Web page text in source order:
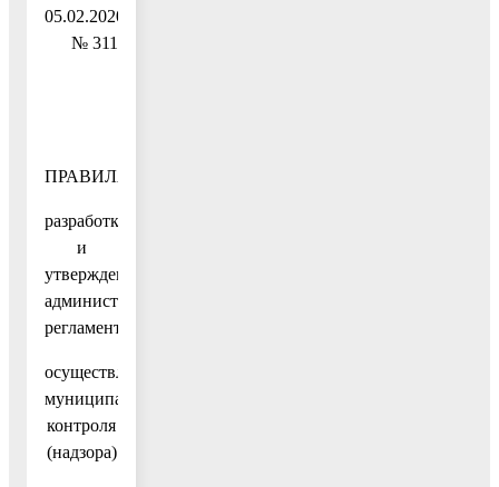
05.02.2020
№ 311
ПРАВИЛА
разработки
и
утверждения
административных
регламентов
осуществления
муниципального
контроля
(надзора)